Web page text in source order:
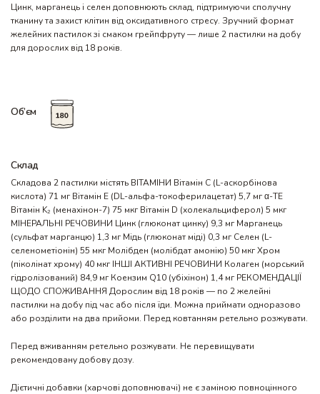
Цинк, марганець і селен доповнюють склад, підтримуючи сполучну
тканину та захист клітин від оксидативного стресу. Зручний формат
желейних пастилок зі смаком грейпфруту — лише 2 пастилки на добу
для дорослих від 18 років.
Об’єм
Склад
Складова 2 пастилки містять ВІТАМІНИ Вітамін C (L-аскорбінова
кислота) 71 мг Вітамін E (DL-альфа-токоферилацетат) 5,7 мг α-TE
Вітамін K₂ (менахінон-7) 75 мкг Вітамін D (холекальциферол) 5 мкг
МІНЕРАЛЬНІ РЕЧОВИНИ Цинк (глюконат цинку) 9,3 мг Марганець
(сульфат марганцю) 1,3 мг Мідь (глюконат міді) 0,3 мг Селен (L-
селенометіонін) 55 мкг Молібден (молібдат амонію) 50 мкг Хром
(піколінат хрому) 40 мкг ІНШІ АКТИВНІ РЕЧОВИНИ Колаген (морський
гідролізований) 84,9 мг Коензим Q10 (убіхінон) 1,4 мг РЕКОМЕНДАЦІЇ
ЩОДО СПОЖИВАННЯ Дорослим від 18 років — по 2 желейні
пастилки на добу під час або після їди. Можна приймати одноразово
або розділити на два прийоми. Перед ковтанням ретельно розжувати.
Перед вживанням ретельно розжувати. Не перевищувати
рекомендовану добову дозу.
Дієтичні добавки (харчові доповнювачі) не є заміною повноцінного